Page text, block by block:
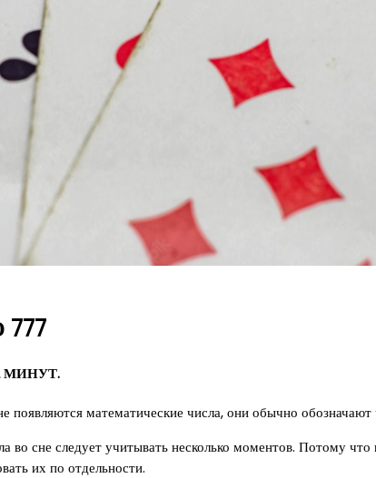
МИНУТ.
появляются математические числа, они обычно обозначают
во сне следует учитывать несколько моментов. Потому
их по отдельности.